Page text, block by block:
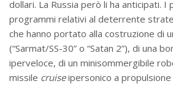
dollari. La Russia però li ha anticipati. I
programmi relativi al deterrente
che hanno portato alla costruzione di
(“Sarmat/SS-30” o “Satan 2”), di una
iperveloce, di un minisommergibile
missile cruiseipersonico a propulsione